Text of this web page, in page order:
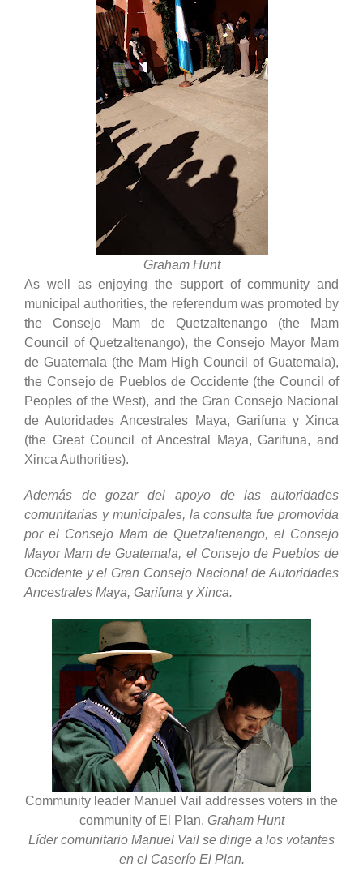
Graham Hunt
As well as enjoying the support of community and
municipal authorities, the referendum was promoted by
the Consejo Mam de Quetzaltenango (the Mam
Council of Quetzaltenango), the Consejo Mayor Mam
de Guatemala (the Mam High Council of Guatemala),
the Consejo de Pueblos de Occidente (the Council of
Peoples of the West), and the Gran Consejo Nacional
de Autoridades Ancestrales Maya, Garifuna y Xinca
(the Great Council of Ancestral Maya, Garifuna, and
Xinca Authorities).
Además de gozar del apoyo de las autoridades
comunitarias y municipales, la consulta fue promovida
por el Consejo Mam de Quetzaltenango, el Consejo
Mayor Mam de Guatemala, el Consejo de Pueblos de
Occidente y el Gran Consejo Nacional de Autoridades
Ancestrales Maya, Garifuna y Xinca.
Community leader Manuel Vail addresses voters in the
community of El Plan. Graham Hunt
Líder comunitario Manuel Vail se dirige a los votantes
en el Caserío El Plan.